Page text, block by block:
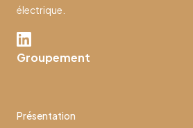
électrique.
Groupement
Présentation